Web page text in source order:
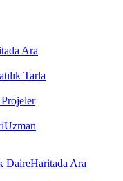
Ara
Tarla
Uzman
DaireHaritada Ara